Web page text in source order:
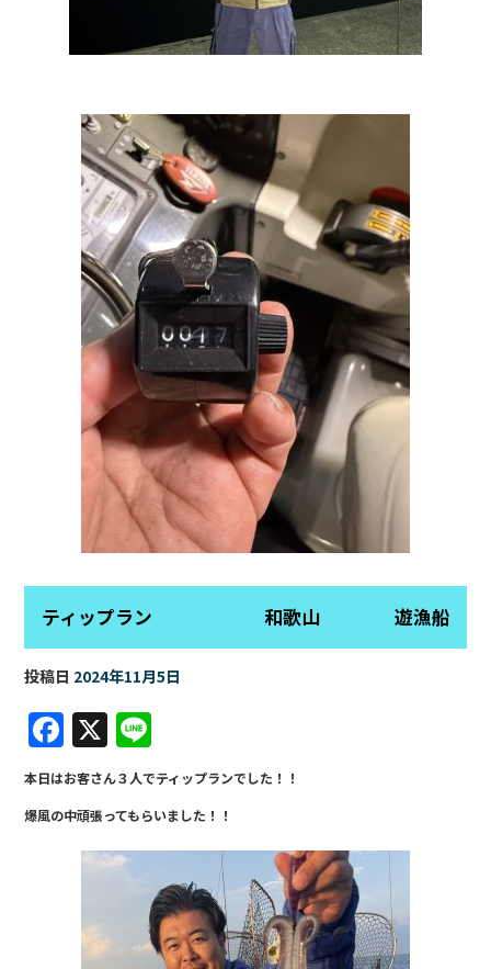
ティップラン 和歌山 遊漁船
投稿日 2024年11月5日
F
a
c
e
b
o
X
n
e
本日はお客さん３人でティップランでした！！
爆風の中頑張ってもらいました！！